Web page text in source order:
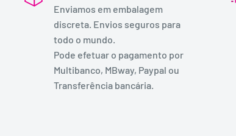
Enviamos em embalagem
discreta. Envios seguros para
todo o mundo.
Pode efetuar o pagamento por
Multibanco, MBway, Paypal ou
Transferência bancária.